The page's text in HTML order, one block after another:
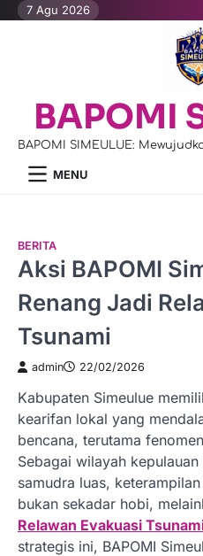
Skip7 Agu 2026
BAPOMI
BAPOMI SIMEULUE:
MENU
BERITA
Aksi BAPOMI
Renang Jadi
Tsunami
admin 22/02/2026
Kabupaten Simeulue
kearifan lokal yang
bencana, terutama
Sebagai wilayah
samudra luas,
bukan sekadar hobi,
Relawan Evakuasi
strategis ini, BAPOMI